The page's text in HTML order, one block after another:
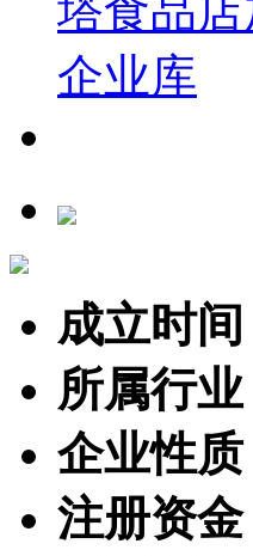
成立时间
所属行业
企业性质
注册资金